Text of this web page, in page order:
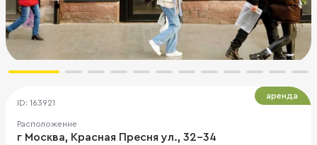
ID: 163921
Расположение
г Москва, Красная Пресня ул., 32-34
аренда